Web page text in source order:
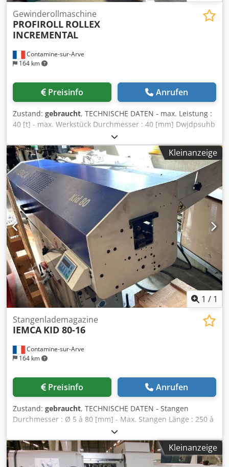
Contamine-sur-Arve
164 km
Gewinderollmaschine
PROFIROLL ROLLEX
INCREMENTAL
Preisinfo Anrufen
Zustand: gebraucht, TECHNISCHE DATEN - max. Leistung :
40 [t] - max. Werkstück Durchmesser : 40 [mm] Dwjdpsuhb
Uhefx Adxsa - Spindel Durchmesser : 80 [mm] - Spindel
Länge : 120 [mm] - max. Werkzeug Durchmesser : 250
[mm] - Baugröße : 2400 x 2100 x 2200 [mm] - Gewicht :
7100 [kg] ZUBEHÖR - Steuerung CNC (Siemens Basis) -
Gegenspitze Gerät - Kühlmitteltank mit Pumpe - 2
Ausbohren Räder 80, Durchmesser : 260 [mm]
Kleinanzeige
1 / 1
Contamine-sur-Arve
164 km
Stangenlademagazine
IEMCA KID 80-16
Preisinfo Anrufen
Zustand: gebraucht, TECHNISCHE DATEN - Stangen
Durchmesser : Ø 5 à 80 [mm] - Max. Stangen Länge : 250 à
1615 mm [mm] Dwedpfx Adsv R Hw Sjxoa -
Versorgungsspannung : 400 [V] - Maschinengewicht : 500
[kg]
Kleinanzeige